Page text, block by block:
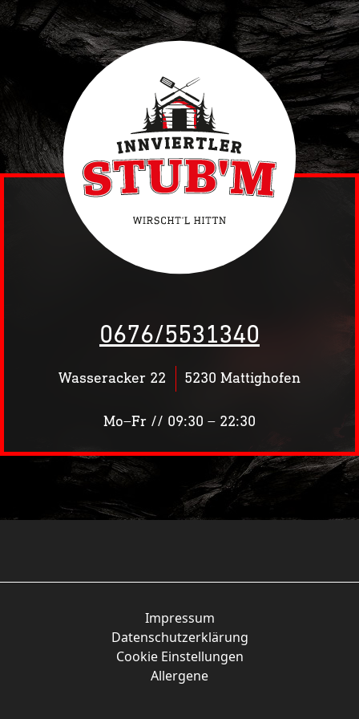
0676/5531340
Wasseracker 22 5230 Mattighofen
Mo–Fr // 09:30 – 22:30
KW23
Impressum
Datenschutzerklärung
Cookie Einstellungen
Allergene